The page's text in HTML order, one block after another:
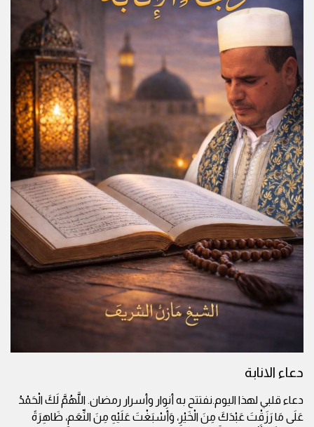
دعاء الانابة
دعاء قلبي لهذا اليوم.نفتتح به أنوار وأسرار رمضان. اللَّهُمَّ لَكَ الْحَمْدُ
عَلَى مَا رَزَقْتَ عَبْدَكَ مِنَ الْخَيْرِ، وَأَسْبَغْتَ عَلَيْهِ مِنَ النِّعَمِ، ظَاهِرَةً